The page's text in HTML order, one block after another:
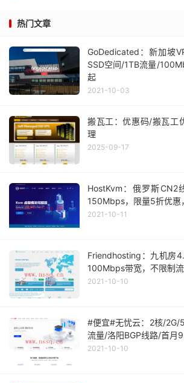
热门文章
GoDedicated：新加坡
SSD空间/1TB流量/
起
2021-10-03
搬瓦工：优惠码/搬瓦工
理
2025-09-17
HostKvm：俄罗斯CN2
150Mbps，限量5折优
2021-10-11
Friendhosting：九机房
100Mbps带宽，不限制
2021-10-10
#便宜#无忧云：2核/2G/
流量/洛阳BGP线路/首月
2021-10-10